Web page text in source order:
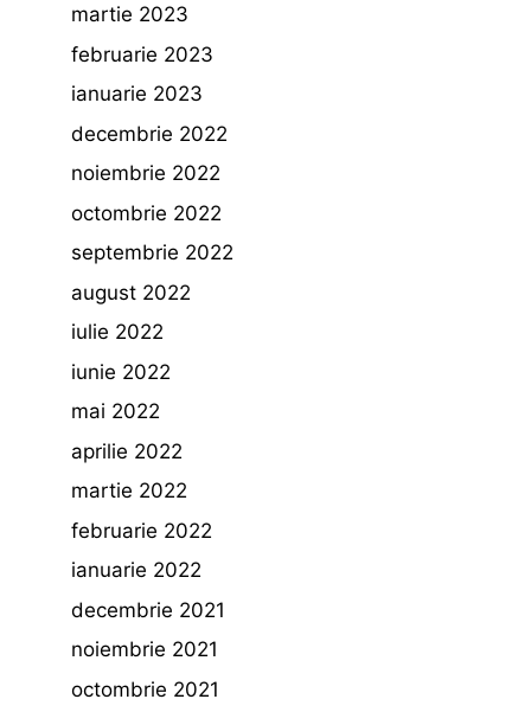
martie 2023
februarie 2023
ianuarie 2023
decembrie 2022
noiembrie 2022
octombrie 2022
septembrie 2022
august 2022
iulie 2022
iunie 2022
mai 2022
aprilie 2022
martie 2022
februarie 2022
ianuarie 2022
decembrie 2021
noiembrie 2021
octombrie 2021